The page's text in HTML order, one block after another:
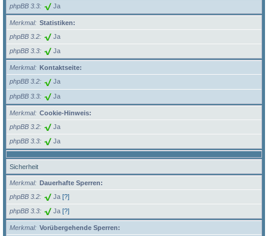
phpBB 3.3 Ja
Merkmal
Statistiken:
phpBB 3.2
Ja
phpBB 3.3 Ja
Merkmal
Kontaktseite:
phpBB 3.2
Ja
phpBB 3.3 Ja
Merkmal
Cookie-Hinweis:
phpBB 3.2
Ja
phpBB 3.3 Ja
Sicherheit
Merkmal
Dauerhafte Sperren:
phpBB 3.2
Ja [?]
phpBB 3.3 Ja [?]
Merkmal
Vorübergehende Sperren: